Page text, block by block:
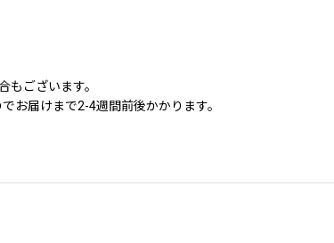
もございます。
お届けまで2-4週間前後かかります。